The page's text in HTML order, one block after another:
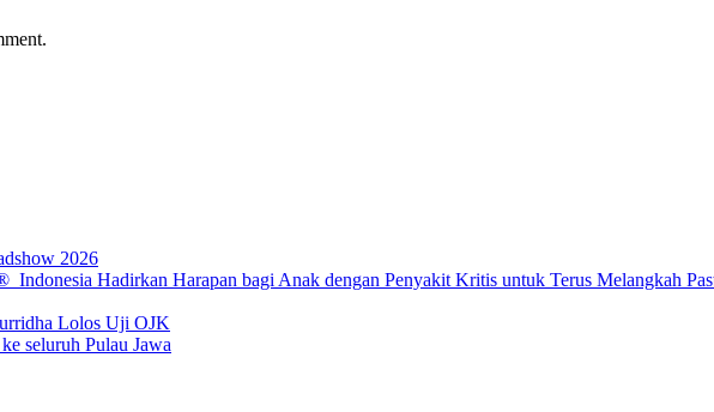
2026
Hadirkan Harapan bagi Anak dengan Penyakit Kritis untuk Terus Melangkah
Lolos Uji OJK
seluruh Pulau Jawa